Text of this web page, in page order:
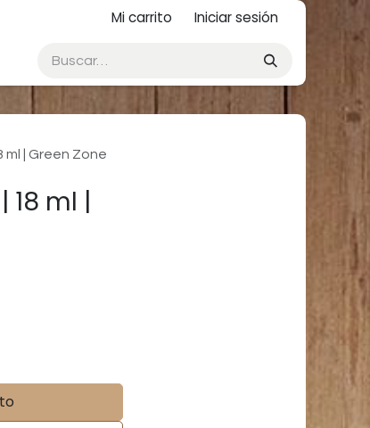
Mi carrito Iniciar sesión
ml | Green Zone
18 ml |